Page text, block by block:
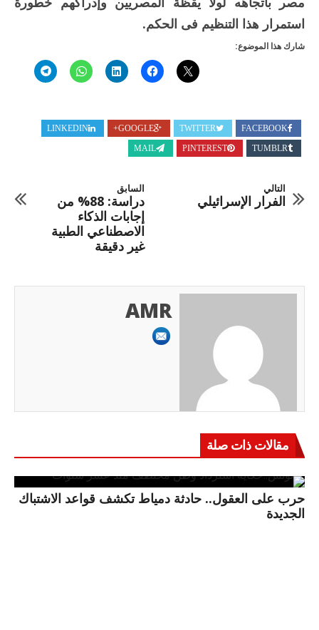
استمرار هذا التنظيم فى الحكم.
شارك هذا الموضوع:
FACEBOOK
TWITTER
GOOGLE+
LINKEDIN
TUMBLR
PINTEREST
MAIL
السابق
دراسة: 88% من
إجابات الذكاء
الاصطناعي الطبية
غير دقيقة
التالي
الفرار الإسرائيلي
AMR
مقالات ذات صلة
حرب على العقول.. حادثة دمياط تكشف قواعد الاشتباك
الجديدة